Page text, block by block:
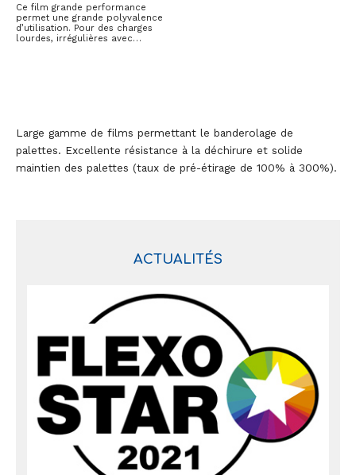
Ce film grande performance
permet une grande polyvalence
d’utilisation. Pour des charges
lourdes, irrégulières avec…
Large gamme de films permettant le banderolage de
palettes. Excellente résistance à la déchirure et solide
maintien des palettes (taux de pré-étirage de 100% à 300%).
ACTUALITÉS